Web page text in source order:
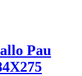
Pau